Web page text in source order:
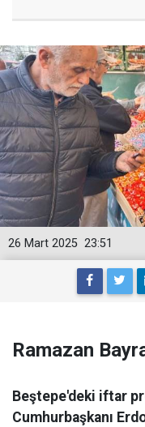
23:51
26 Mart 2025
Ramazan
Beştepe'deki iftar
Cumhurbaşkanı